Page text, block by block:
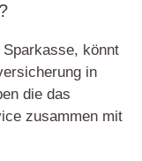
könnt
in
die das
zusammen mit